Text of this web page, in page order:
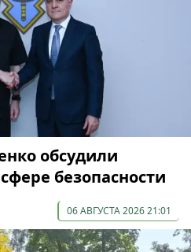
обсудили
безопасности
06 АВГУСТА 2026 21:01